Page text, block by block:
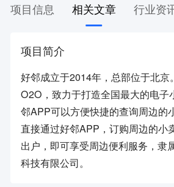
项目信息 相关文章 行业资
项目简介
好邻成立于2014年，总部位于北京
O2O，致力于打造全国最大的电子
邻APP可以方便快捷的查询周边的
直接通过好邻APP，订购周边的小
出户，即可享受周边便利服务，隶
科技有限公司。